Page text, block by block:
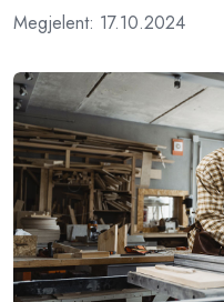
Megjelent: 17.10.2024